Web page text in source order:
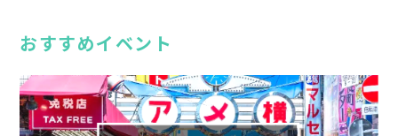
おすすめイベント